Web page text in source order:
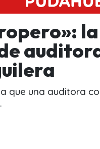
la
que una auditora